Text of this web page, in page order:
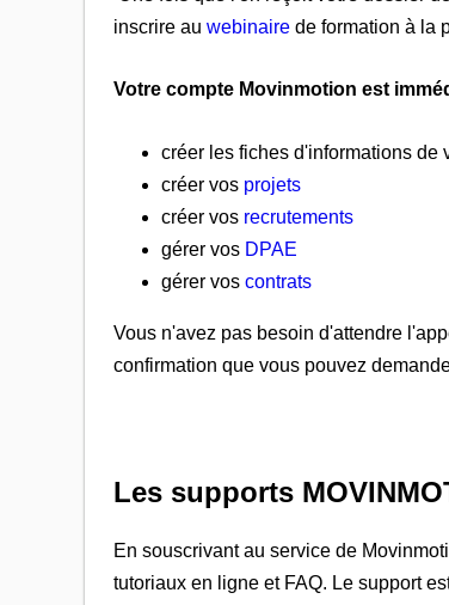
inscrire auwebinaire de formation à la
Votre compte Movinmotion est
créer les fiches d'informations de
créer vos projets
créer vos recrutements
gérer vos DPAE
gérer voscontrats
Vous n'avez pas besoin d'attendre
confirmation que vous pouvez
Les supports
En souscrivant au service de
tutoriaux en ligne et FAQ. Le support